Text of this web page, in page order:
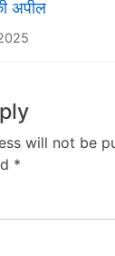
अपील
will not be
*